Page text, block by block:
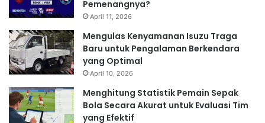
Pemenangnya?
April 11, 2026
Mengulas Kenyamanan Isuzu Traga
Baru untuk Pengalaman Berkendara
yang Optimal
April 10, 2026
Menghitung Statistik Pemain Sepak
Bola Secara Akurat untuk Evaluasi Tim
yang Efektif